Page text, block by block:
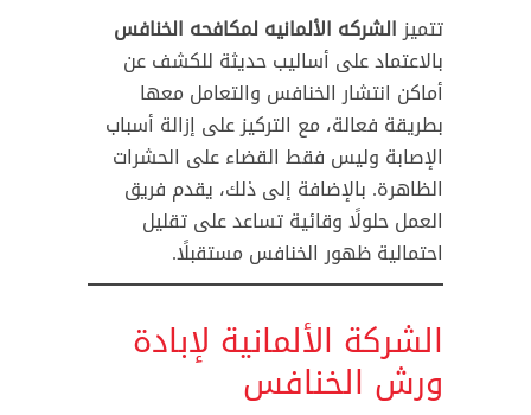
تتميزالشركه الألمانيه لمكافحه الخنافس
بالاعتماد على أساليب حديثة للكشف عن
أماكن انتشار الخنافس والتعامل معها
بطريقة فعالة، مع التركيز على إزالة أسباب
الإصابة وليس فقط القضاء على الحشرات
الظاهرة. بالإضافة إلى ذلك، يقدم فريق
العمل حلولًا وقائية تساعد على تقليل
احتمالية ظهور الخنافس مستقبلًا.
الشركة الألمانية لإبادة
ورش الخنافس